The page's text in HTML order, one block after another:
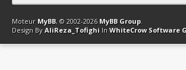
Contact Club Affiliation Retourner en haut
Moteur MyBB, © 2002-2026 MyBB Group.
Design By AliReza_Tofighi In WhiteCrow Software